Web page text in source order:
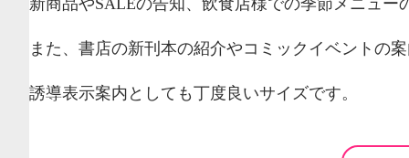
新商品やSALEの告知、飲食店様での季節メニュー
また、書店の新刊本の紹介やコミックイベントの
誘導表示案内としても丁度良いサイズです。